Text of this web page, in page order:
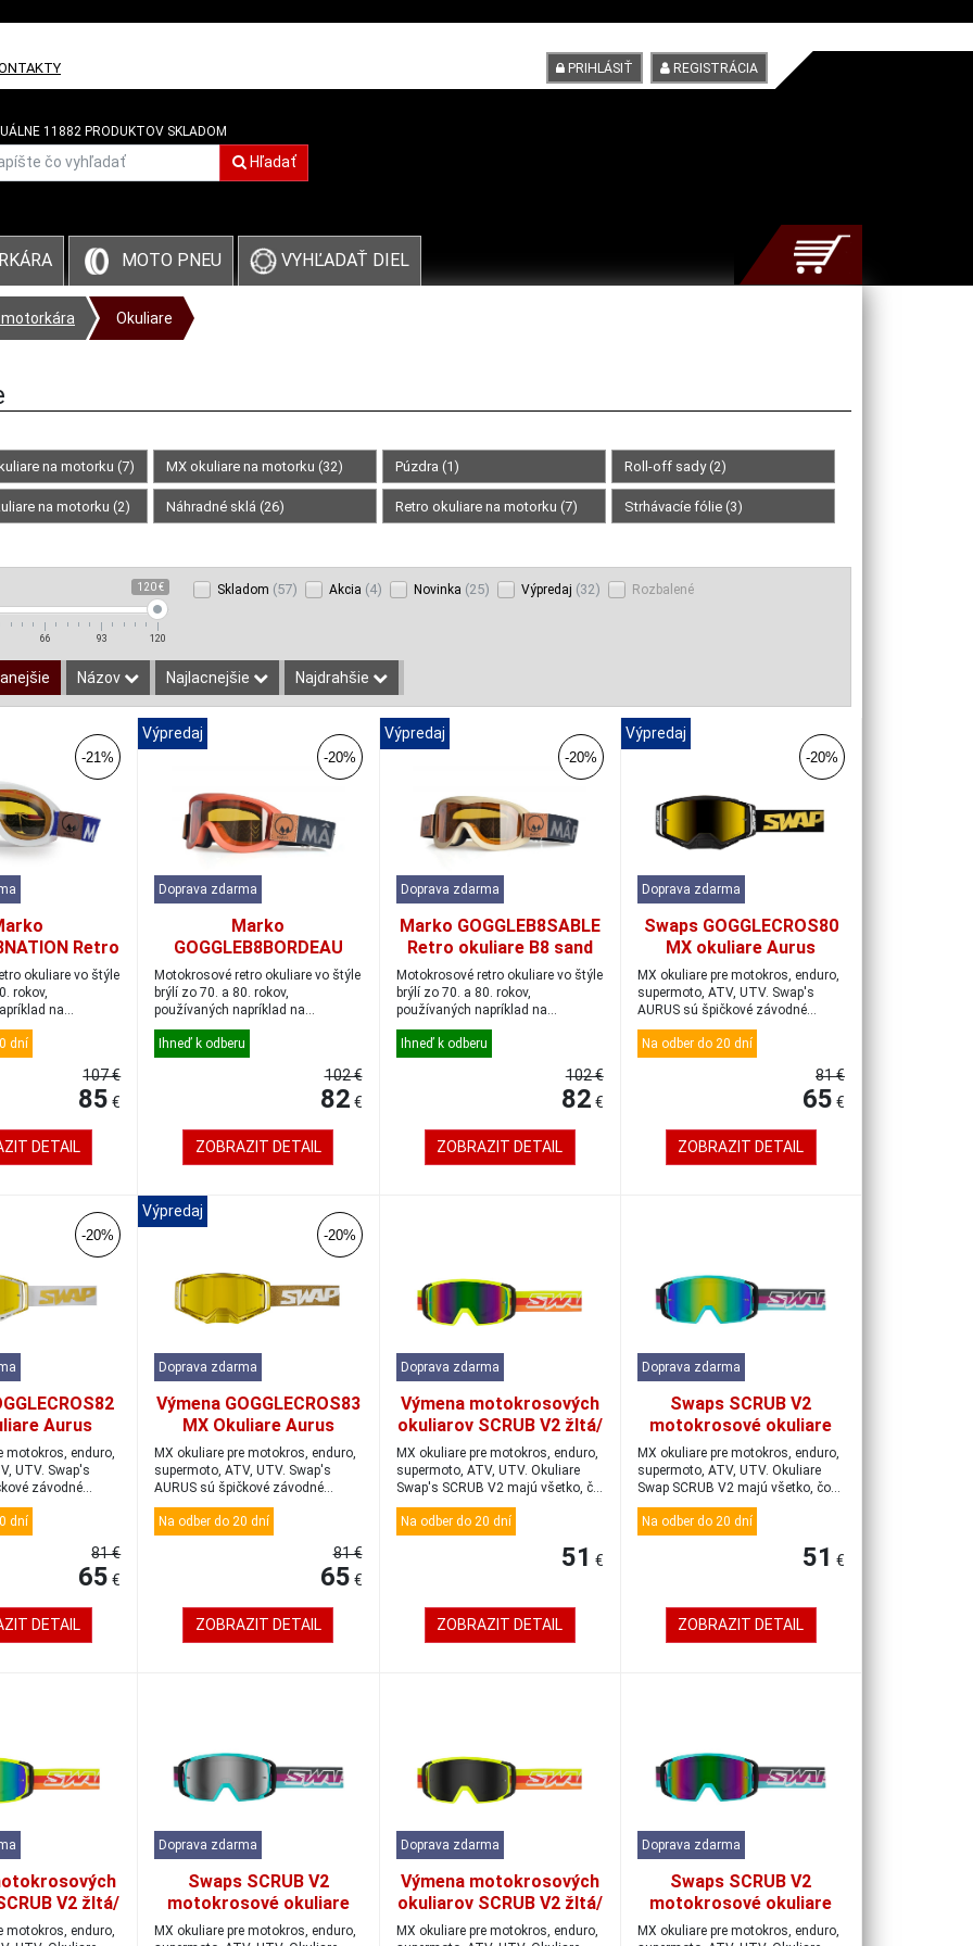
PRIHLÁSIŤ REGISTRÁCIA
11882 PRODUKTOV SKLADOM
Hľadať
MOTO PNEU VYHĽADAŤ DIEL
motorkára Okuliare
na motorku (7)
na motorku (2)
MX okuliare na motorku (32)
Náhradné sklá (26)
Púzdra (1)
Retro okuliare na motorku (7)
Roll-off sady (2)
Strhávacíe fólie (3)
120 €
66 93 120
Skladom (57) Akcia (4) Novinka (25) Výpredaj (32) Rozbalené
Názov Najlacnejšie Najdrahšie
-21%
Retro
B8 Nation
okuliare vo štýle
rokov,
na
dní
107 €
85 €
DETAIL
Výpredaj
-20%
Doprava zdarma
Marko
GOGGLEB8BORDEAU
Retro okuliare B8 orange
Motokrosové retro okuliare vo štýle
brýlí zo 70. a 80. rokov,
používaných napríklad na
pôvodných záv...
Ihneď k odberu
102 €
82 €
ZOBRAZIT DETAIL
Výpredaj
-20%
Doprava zdarma
Marko GOGGLEB8SABLE
Retro okuliare B8 sand
Motokrosové retro okuliare vo štýle
brýlí zo 70. a 80. rokov,
používaných napríklad na
pôvodných záv...
Ihneď k odberu
102 €
82 €
ZOBRAZIT DETAIL
Výpredaj
-20%
Doprava zdarma
Swaps GOGGLECROS80
MX okuliare Aurus
black/black/iridium gold
MX okuliare pre motokros, enduro,
supermoto, ATV, UTV. Swap's
AURUS sú špičkové závodné
okuliare, kt...
Na odber do 20 dní
81 €
65 €
ZOBRAZIT DETAIL
-20%
Aurus
iridium gold
motokros, enduro,
UTV. Swap's
závodné
dní
81 €
65 €
DETAIL
Výpredaj
-20%
Doprava zdarma
Výmena GOGGLECROS83
MX Okuliare Aurus
gold/gold/iridium gold
MX okuliare pre motokros, enduro,
supermoto, ATV, UTV. Swap's
AURUS sú špičkové závodné
okuliare, kt...
Na odber do 20 dní
81 €
65 €
ZOBRAZIT DETAIL
Doprava zdarma
Výmena motokrosových
okuliarov SCRUB V2 žltá/
čierna/iridiovo-zelená
MX okuliare pre motokros, enduro,
supermoto, ATV, UTV. Okuliare
Swap's SCRUB V2 majú všetko, čo
...
Na odber do 20 dní
51 €
ZOBRAZIT DETAIL
Doprava zdarma
Swaps SCRUB V2
motokrosové okuliare
tyrkysové/
čierne/zlaté/modré
MX okuliare pre motokros, enduro,
supermoto, ATV, UTV. Okuliare
Swap SCRUB V2 majú všetko, čo
by mal...
Na odber do 20 dní
51 €
ZOBRAZIT DETAIL
V2 žltá/
modrá
motokros, enduro,
Doprava zdarma
Swaps SCRUB V2
motokrosové okuliare
tyrkysové/
MX okuliare pre motokros, enduro,
Doprava zdarma
Výmena motokrosových
okuliarov SCRUB V2 žltá/
čierna/tmavostrieborná
MX okuliare pre motokros, enduro,
Doprava zdarma
Swaps SCRUB V2
motokrosové okuliare
tyrkysové/čierne/iridiovo
MX okuliare pre motokros, enduro,